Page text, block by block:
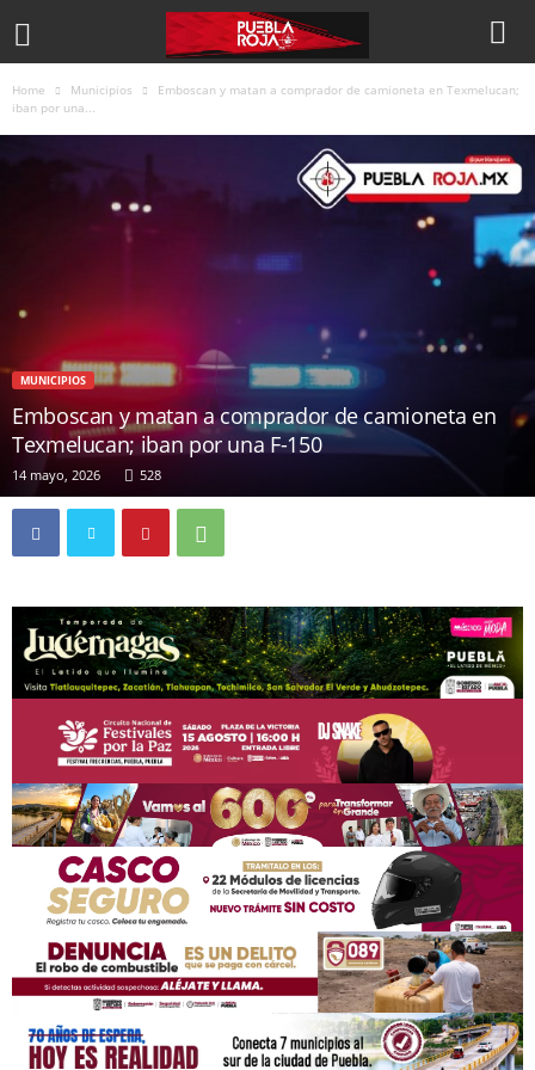
Home Municipios
Emboscan y matan a comprador de camioneta en Texmelucan;
iban por una...
MUNICIPIOS
Emboscan y matan a comprador de camioneta en
Texmelucan; iban por una F-150
14 mayo, 2026 528